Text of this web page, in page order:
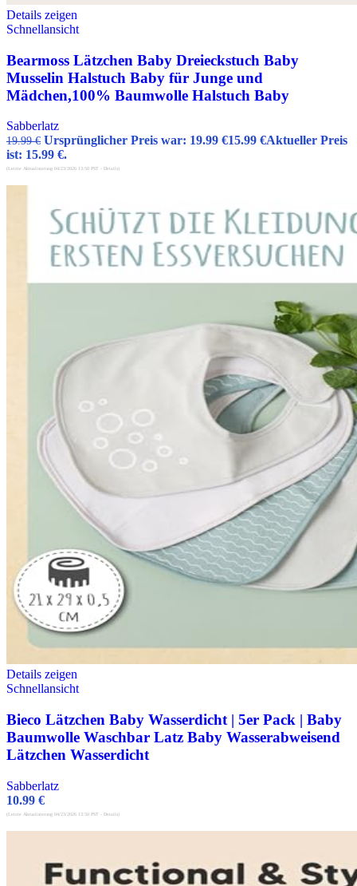
Details zeigen
Schnellansicht
Bearmoss Lätzchen Baby Dreieckstuch Baby
Musselin Halstuch Baby für Junge und
Mädchen,100% Baumwolle Halstuch Baby
Sabberlatz
19.99€ Ursprünglicher Preis war: 19.99 €15.99 €Aktueller Preis
ist: 15.99 €.
(Letzte Aktualisierung 04/23/2026 13:50 PST - Details)
Details zeigen
Schnellansicht
Bieco Lätzchen Baby Wasserdicht | 5er Pack | Baby
Baumwolle Waschbar Latz Baby Wasserabweisend
Lätzchen Wasserdicht
Sabberlatz
10.99 €
(Letzte Aktualisierung 04/23/2026 13:50 PST - Details)